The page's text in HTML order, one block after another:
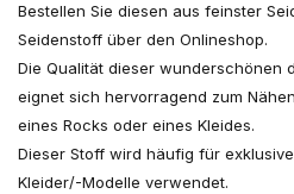
Bestellen Sie diesen aus feinster
Seidenstoff über den Onlineshop.
Die Qualität dieser wunderschönen
eignet sich hervorragend zum
eines Rocks oder eines Kleides.
Dieser Stoff wird häufig für
Kleider/-Modelle verwendet.